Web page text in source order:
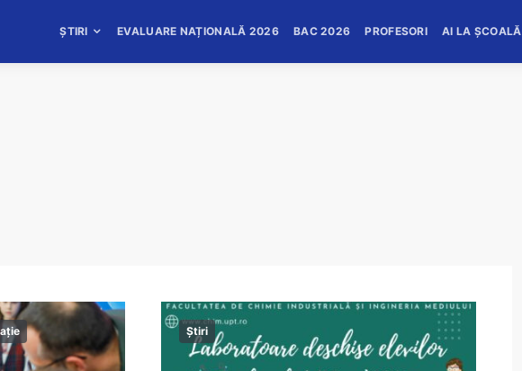
ȘTIRI EVALUARE NAȚIONALĂ 2026 BAC 2026 PROFESORI AI LA ȘCOALĂ
Știri